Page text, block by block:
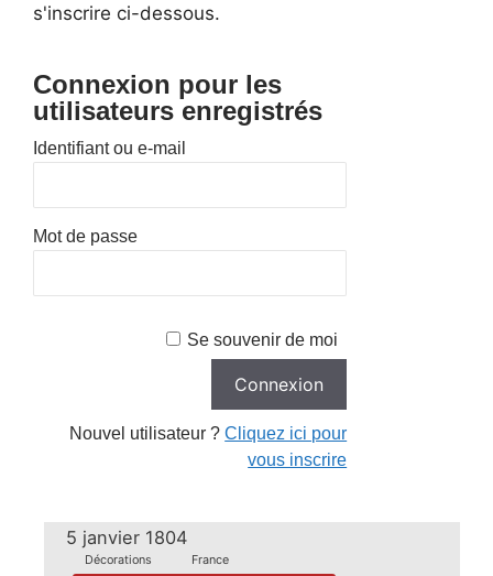
s'inscrire ci-dessous.
Connexion pour les
utilisateurs enregistrés
Identifiant ou e-mail
Mot de passe
Se souvenir de moi
Nouvel utilisateur ?Cliquez ici pour
vous inscrire
5 janvier 1804
Décorations
France